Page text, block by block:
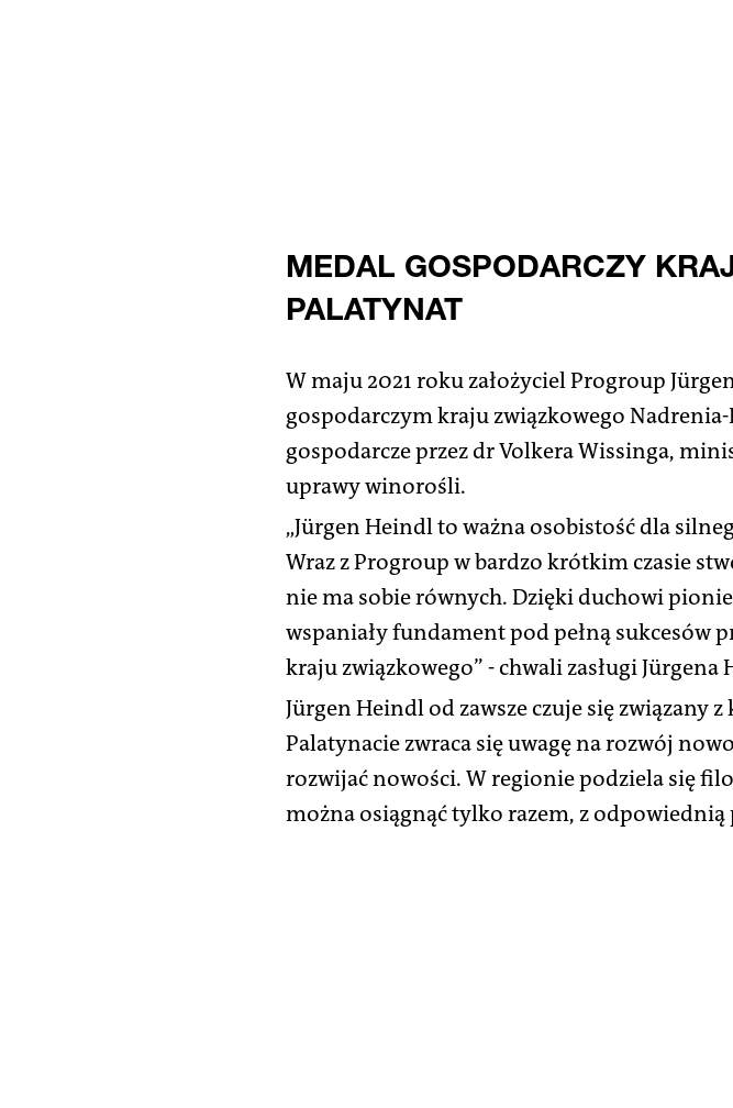
MEDAL GOSPODARCZY
PALATYNAT
W maju 2021 roku założyciel Progroup
gospodarczym kraju związkowego
gospodarcze przez dr Volkera Wissinga,
uprawy winorośli.
„Jürgen Heindl to ważna osobistość dla
Wraz z Progroup w bardzo krótkim czasie
nie ma sobie równych. Dzięki duchowi
wspaniały fundament pod pełną sukcesów
kraju związkowego” - chwali zasługi
Jürgen Heindl od zawsze czuje się związany
Palatynacie zwraca się uwagę na rozwój
rozwijać nowości. W regionie podziela się
można osiągnąć tylko razem, z